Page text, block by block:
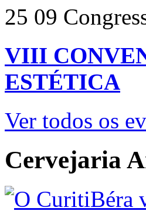
25 09
VIII
ESTÉTICA
Ver todos os
Cervejaria